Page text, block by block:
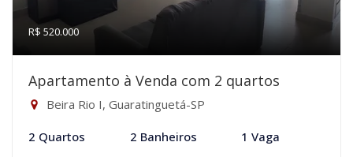
R$ 520.000
Apartamento à Venda com 2 quartos
Beira Rio I, Guaratinguetá-SP
2 Quartos 2 Banheiros 1 Vaga